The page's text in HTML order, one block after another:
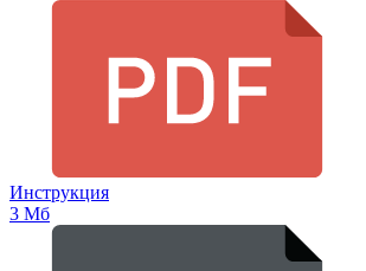
Инструкция
3 Мб